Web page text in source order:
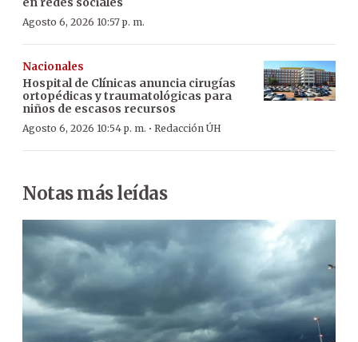
Agosto 6, 2026 10:57 p. m.
Nacionales
Hospital de Clínicas anuncia cirugías
ortopédicas y traumatológicas para
niños de escasos recursos
Agosto 6, 2026 10:54 p. m. · Redacción ÚH
Notas más leídas